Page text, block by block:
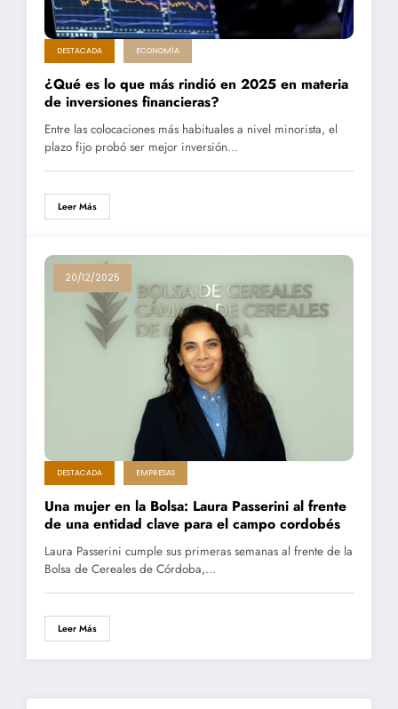
DESTACADA ECONOMÍA
¿Qué es lo que más rindió en 2025 en materia
de inversiones financieras?
Entre las colocaciones más habituales a nivel minorista, el
plazo fijo probó ser mejor inversión…
Leer Más
20/12/2025
DESTACADA EMPRESAS
Una mujer en la Bolsa: Laura Passerini al frente
de una entidad clave para el campo cordobés
Laura Passerini cumple sus primeras semanas al frente de la
Bolsa de Cereales de Córdoba,…
Leer Más